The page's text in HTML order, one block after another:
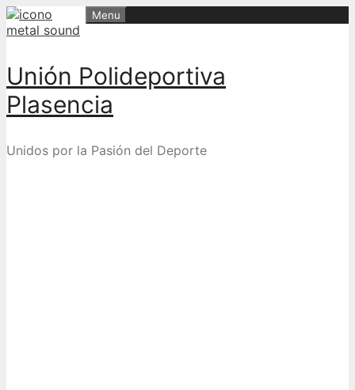
Skip
to
Unión Polideportiva
Plasencia
Unidos por la Pasión del Deporte
Menu